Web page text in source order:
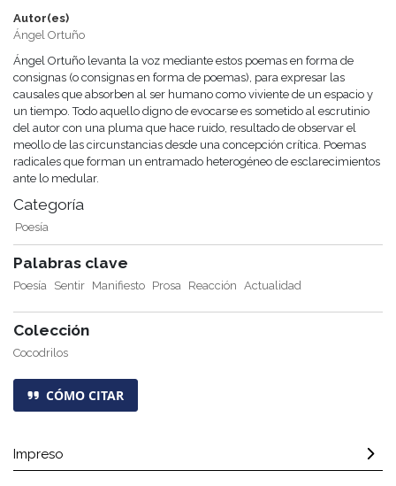
Autor(es)
Ángel Ortuño
Ángel Ortuño levanta la voz mediante estos poemas en forma de
consignas (o consignas en forma de poemas), para expresar las
causales que absorben al ser humano como viviente de un espacio y
un tiempo. Todo aquello digno de evocarse es sometido al escrutinio
del autor con una pluma que hace ruido, resultado de observar el
meollo de las circunstancias desde una concepción crítica. Poemas
radicales que forman un entramado heterogéneo de esclarecimientos
ante lo medular.
Categoría
Poesía
Palabras clave
Poesía Sentir Manifiesto Prosa Reacción Actualidad
Colección
Cocodrilos
CÓMO CITAR
Impreso